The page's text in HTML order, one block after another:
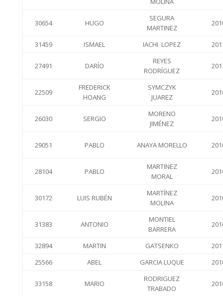
30654 HUGO
SEGURA
MARTINEZ
31459 ISMAEL IACHI LOPEZ
27491 DARÍO
REYES
RODRÍGUEZ
22509
FREDERICK
HOANG
SYMCZYK
JUAREZ
26030 SERGIO
MORENO
JIMÉNEZ
29051 PABLO ANAYA MORELLO
28104 PABLO
MARTINEZ
MORAL
30172 LUIS RUBÉN
MARTÍNEZ
MOLINA
31383 ANTONIO
MONTIEL
BARRERA
32894 MARTIN GATSENKO
25566
ABEL GARCIA LUQUE
33158 MARIO
RODRIGUEZ
TRABADO